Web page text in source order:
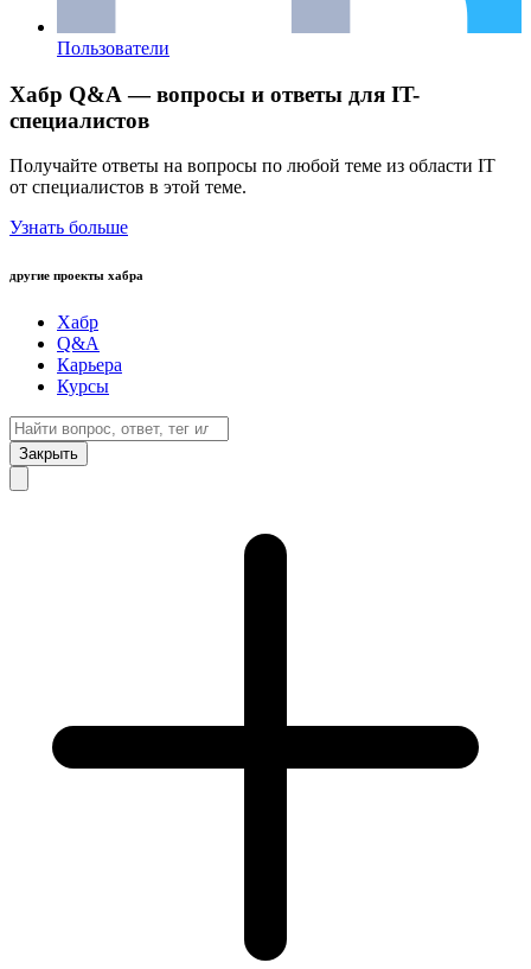
Пользователи
Хабр Q&A — вопросы и ответы для IT-
специалистов
Получайте ответы на вопросы по любой теме из области IT
от специалистов в этой теме.
Узнать больше
другие проекты хабра
Хабр
Q&A
Карьера
Курсы
Закрыть